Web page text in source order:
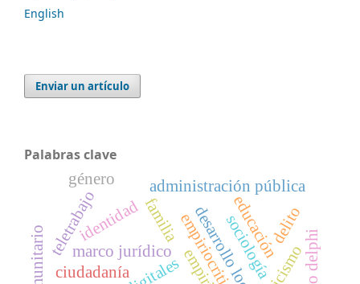
English
Enviar un artículo
Palabras clave
marco jurídico
teletrabajo desarrollo local
sociología
educación
familia
administración pública
ciudadanía
identidad
género
delito